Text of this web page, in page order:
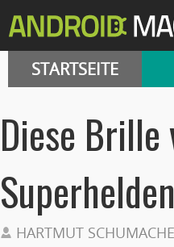
STARTSEITE
Diese
HARTMUT